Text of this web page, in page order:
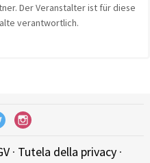
Der Veranstalter ist für diese
verantwortlich.
· Tutela della privacy·